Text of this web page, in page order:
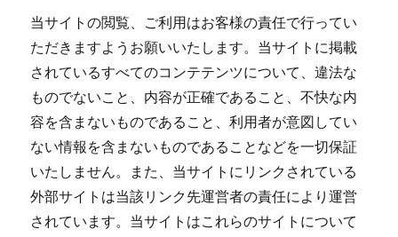
当サイトの閲覧、ご利用はお客様の責任で行ってい
ただきますようお願いいたします。当サイトに掲載
されているすべてのコンテテンツについて、違法な
ものでないこと、内容が正確であること、不快な内
容を含まないものであること、利用者が意図してい
ない情報を含まないものであることなどを一切保証
いたしません。また、当サイトにリンクされている
外部サイトは当該リンク先運営者の責任により運営
されています。当サイトはこれらのサイトについて